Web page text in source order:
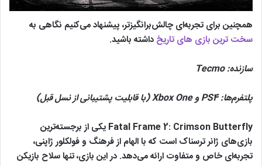
همچنین برای تجربه‌ای چالش‌برانگیزتر، پیشنهاد می‌کنیم نگاهی به
سخت ترین بازی های تاریخ داشته باشید.
سازنده:Tecmo
پلتفرم‌ها:PS4وXbox One(با قابلیت پشتیبانی از نسل قبل)
Fatal Frame 2: Crimson Butterfly یکی از برجسته‌ترین
بازی‌های ژانر ترسناک است که با الهام از فرهنگ و فولکلور ژاپنی،
تجربه‌ای خاص و متفاوت ارائه می‌دهد. در این بازی، تنها سلاح بازیکن